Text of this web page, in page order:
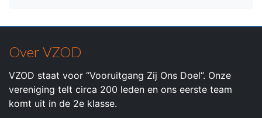
Over VZOD
VZOD staat voor “Vooruitgang Zij Ons Doel”. Onze
vereniging telt circa 200 leden en ons eerste team
komt uit in de 2e klasse.